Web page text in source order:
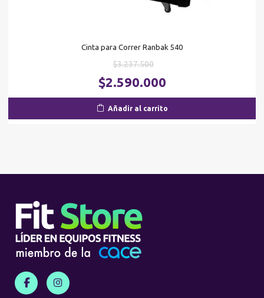
Cinta para Correr Ranbak 540
$3.237.500El
precio
original
era:
$3.237.500.
$2.590.000
Añadir al carrito